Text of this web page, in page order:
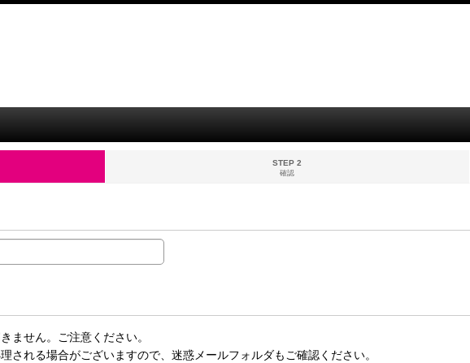
STEP 2
確認
ません。ご注意ください。
される場合がございますので、迷惑メールフォルダもご確認ください。